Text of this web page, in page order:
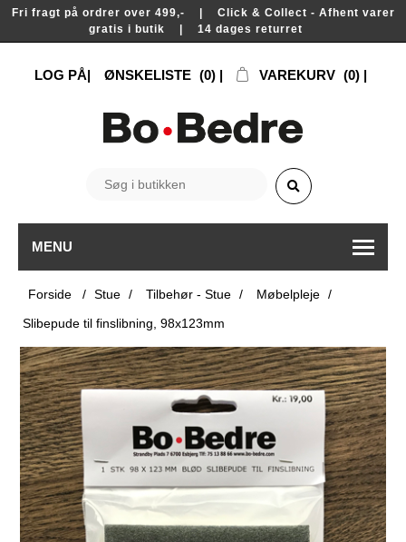
Fri fragt på ordrer over 499,- | Click & Collect - Afhent varer
gratis i butik | 14 dages returret
LOG PÅ ØNSKELISTE (0) VAREKURV (0)
MENU
Forside / Stue / Tilbehør - Stue / Møbelpleje /
Slibepude til finslibning, 98x123mm